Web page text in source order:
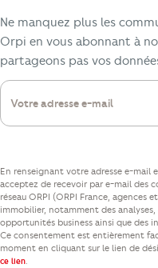
Ne manquez plus les
Orpi en vous abonnant à
partageons pas vos
Votre adresse e-mail
En renseignant votre adresse e-mail
acceptez de recevoir par e-mail des
réseau ORPI (ORPI France, agences
immobilier, notamment des
opportunités business ainsi que des
Ce consentement est entièrement
moment en cliquant sur le lien de
ce lien.